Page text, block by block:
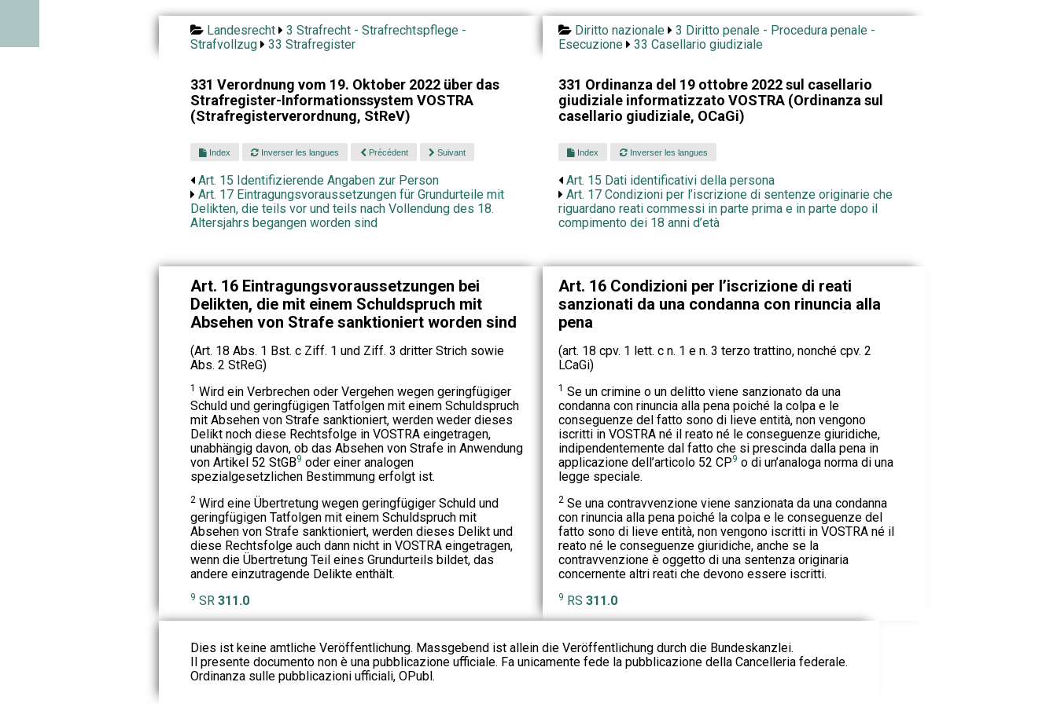
Landesrecht
3 Strafrecht - Strafrechtspflege -
Strafvollzug
33 Strafregister
Diritto nazionale
3 Diritto penale - Procedura penale -
Esecuzione
33 Casellario giudiziale
331 Verordnung vom 19. Oktober 2022 über das
Strafregister-Informationssystem VOSTRA
(Strafregisterverordnung, StReV)
331 Ordinanza del 19 ottobre 2022 sul casellario
giudiziale informatizzato VOSTRA (Ordinanza sul
casellario giudiziale, OCaGi)
Index Inverser les langues Précédent Suivant
Art. 15 Identifizierende Angaben zur Person
Art. 17 Eintragungsvoraussetzungen für Grundurteile mit
Delikten, die teils vor und teils nach Vollendung des 18.
Altersjahrs begangen worden sind
Index Inverser les langues
Art. 15 Dati identificativi della persona
Art. 17 Condizioni per l’iscrizione di sentenze originarie che
riguardano reati commessi in parte prima e in parte dopo il
compimento dei 18 anni d’età
Art. 16 Eintragungsvoraussetzungen bei
Delikten, die mit einem Schuldspruch mit
Absehen von Strafe sanktioniert worden sind
(Art. 18 Abs. 1 Bst. c Ziff. 1 und Ziff. 3 dritter Strich sowie
Abs. 2 StReG)
1 Wird ein Verbrechen oder Vergehen wegen geringfügiger
Schuld und geringfügigen Tatfolgen mit einem Schuldspruch
mit Absehen von Strafe sanktioniert, werden weder dieses
Delikt noch diese Rechtsfolge in VOSTRA eingetragen,
unabhängig davon, ob das Absehen von Strafe in Anwendung
von Artikel 52 StGB9 oder einer analogen
spezialgesetzlichen Bestimmung erfolgt ist.
2Wird eine Übertretung wegen geringfügiger Schuld und
geringfügigen Tatfolgen mit einem Schuldspruch mit
Absehen von Strafe sanktioniert, werden dieses Delikt und
diese Rechtsfolge auch dann nicht in VOSTRA eingetragen,
wenn die Übertretung Teil eines Grundurteils bildet, das
andere einzutragende Delikte enthält.
9 SR 311.0
Art. 16 Condizioni per l’iscrizione di reati
sanzionati da una condanna con rinuncia alla
pena
(art. 18 cpv. 1 lett. c n. 1 e n. 3 terzo trattino, nonché cpv. 2
LCaGi)
1 Se un crimine o un delitto viene sanzionato da una
condanna con rinuncia alla pena poiché la colpa e le
conseguenze del fatto sono di lieve entità, non vengono
iscritti in VOSTRA né il reato né le conseguenze giuridiche,
indipendentemente dal fatto che si prescinda dalla pena in
applicazione dell’articolo 52 CP9 o di un’analoga norma di una
legge speciale.
2Se una contravvenzione viene sanzionata da una condanna
con rinuncia alla pena poiché la colpa e le conseguenze del
fatto sono di lieve entità, non vengono iscritti in VOSTRA né il
reato né le conseguenze giuridiche, anche se la
contravvenzione è oggetto di una sentenza originaria
concernente altri reati che devono essere iscritti.
9 RS 311.0
Dies ist keine amtliche Veröffentlichung. Massgebend ist allein die Veröffentlichung durch die Bundeskanzlei.
Il presente documento non è una pubblicazione ufficiale. Fa unicamente fede la pubblicazione della Cancelleria federale.
Ordinanza sulle pubblicazioni ufficiali, OPubl.